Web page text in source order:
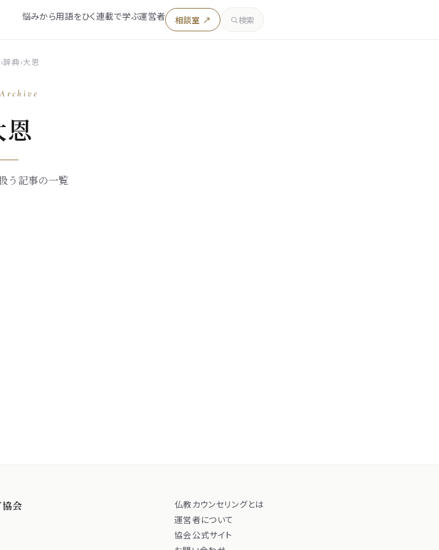
悩みから用語をひく連載で学ぶ運営者 相談室 ↗ 検索
›辞典›大恩
恩
う記事の一覧
会
仏教カウンセリングとは
運営者について
協会公式サイト